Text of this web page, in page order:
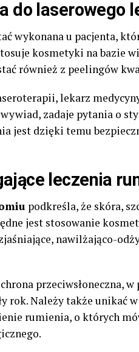
do laserowego
wykonana u pacjenta,
kosmetyki na bazie
również z peelingów
lekarz
zadaje pytania o
jest dzięki temu
leczenia
podkreśla, że skóra,
jest stosowanie
nawilżająco-
przeciwsłoneczna,
rok. Należy także unikać
rumienia, o których